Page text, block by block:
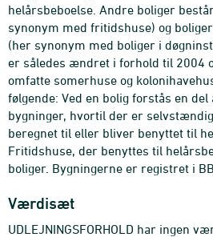
helårsbeboelse. Andre boliger
synonym med fritidshuse) og
(her synonym med boliger i
er således ændret i forhold til 2004
omfatte somerhuse og
følgende: Ved en bolig forstås en
bygninger, hvortil der er
beregnet til eller bliver benyttet til
Fritidshuse, der benyttes til
boliger. Bygningerne er registret i
Værdisæt
UDLEJNINGSFORHOLD har ingen